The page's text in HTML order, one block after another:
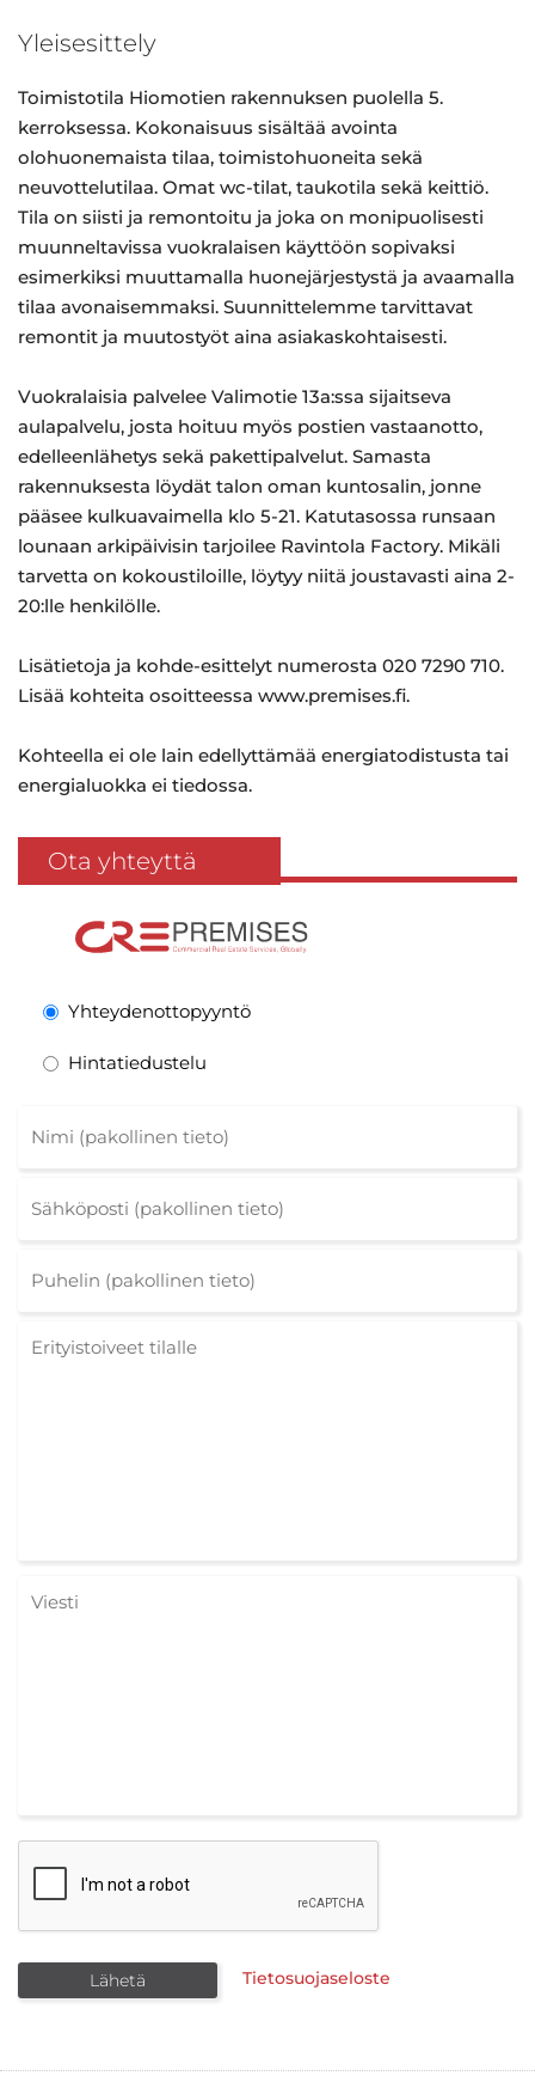
Yleisesittely
Toimistotila Hiomotien rakennuksen puolella 5.
kerroksessa. Kokonaisuus sisältää avointa
olohuonemaista tilaa, toimistohuoneita sekä
neuvottelutilaa. Omat wc-tilat, taukotila sekä keittiö.
Tila on siisti ja remontoitu ja joka on monipuolisesti
muunneltavissa vuokralaisen käyttöön sopivaksi
esimerkiksi muuttamalla huonejärjestystä ja avaamalla
tilaa avonaisemmaksi. Suunnittelemme tarvittavat
remontit ja muutostyöt aina asiakaskohtaisesti.
Vuokralaisia palvelee Valimotie 13a:ssa sijaitseva
aulapalvelu, josta hoituu myös postien vastaanotto,
edelleenlähetys sekä pakettipalvelut. Samasta
rakennuksesta löydät talon oman kuntosalin, jonne
pääsee kulkuavaimella klo 5-21. Katutasossa runsaan
lounaan arkipäivisin tarjoilee Ravintola Factory. Mikäli
tarvetta on kokoustiloille, löytyy niitä joustavasti aina 2-
20:lle henkilölle.
Lisätietoja ja kohde-esittelyt numerosta 020 7290 710.
Lisää kohteita osoitteessa www.premises.fi.
Kohteella ei ole lain edellyttämää energiatodistusta tai
energialuokka ei tiedossa.
Ota yhteyttä
Yhteydenottopyyntö
Hintatiedustelu
Tietosuojaseloste